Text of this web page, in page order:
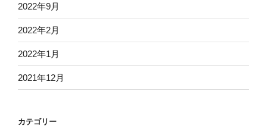
2022年9月
2022年2月
2022年1月
2021年12月
カテゴリー